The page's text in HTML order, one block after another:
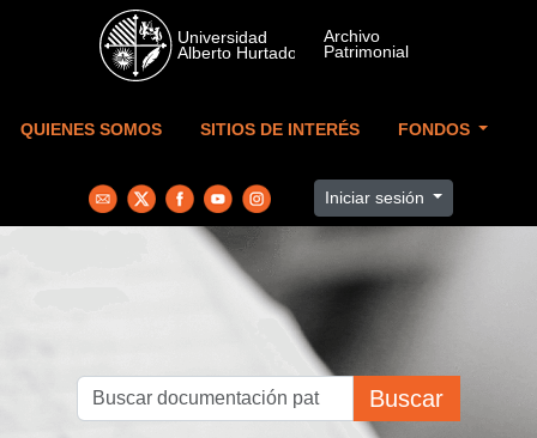
Skip to main content
QUIENES SOMOS SITIOS DE INTERÉS FONDOS
Iniciar sesión
Buscar